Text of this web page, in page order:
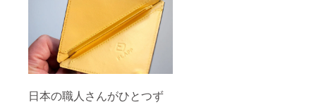
日本の職人さんがひとつず